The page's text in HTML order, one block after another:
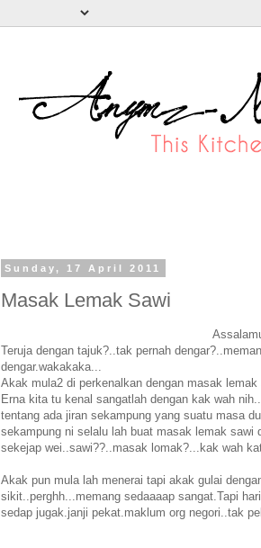
Sunday, 17 April 2011
Masak Lemak Sawi
Teruja dengan tajuk?..tak pernah
dengar.wakakaka...
Akak mula2 di perkenalkan dengan masak
Erna kita tu kenal sangatlah dengan kak wah
tentang ada jiran sekampung yang suatu masa
sekampung ni selalu lah buat masak lemak sawi
sekejap wei..sawi??..masak lomak?...kak wah
Akak pun mula lah menerai tapi akak gulai
sikit..perghh...memang sedaaaap sangat.Tapi
sedap jugak.janji pekat.maklum org negori..tak